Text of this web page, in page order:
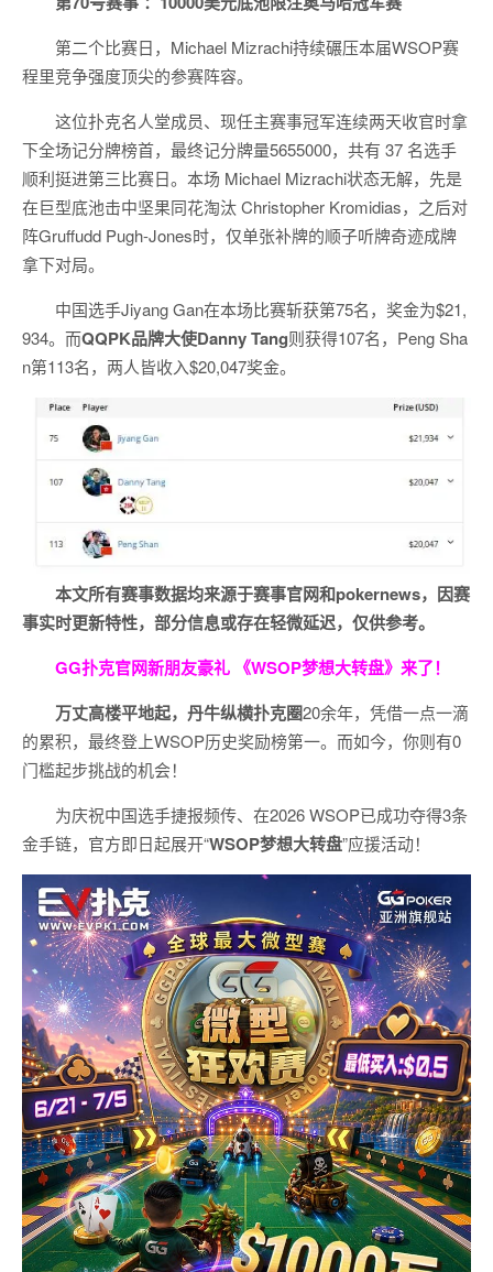
第二个比赛日，Michael Mizrachi持续碾压本届WSOP赛
程里竞争强度顶尖的参赛阵容。
这位扑克名人堂成员、现任主赛事冠军连续两天收官时拿
下全场记分牌榜首，最终记分牌量5655000，共有 37 名选手
顺利挺进第三比赛日。本场 Michael Mizrachi状态无解，先是
在巨型底池击中坚果同花淘汰 Christopher Kromidias，之后对
阵Gruffudd Pugh-Jones时，仅单张补牌的顺子听牌奇迹成牌
拿下对局。
中国选手Jiyang Gan在本场比赛斩获第75名，奖金为$21,
934。而QQPK品牌大使Danny Tang则获得107名，Peng Sha
n第113名，两人皆收入$20,047奖金。
本文所有赛事数据均来源于赛事官网和pokernews，因赛
事实时更新特性，部分信息或存在轻微延迟，仅供参考。
GG扑克官网新朋友豪礼 《WSOP梦想大转盘》来了！
万丈高楼平地起，丹牛纵横扑克圈20余年，凭借一点一滴
的累积，最终登上WSOP历史奖励榜第一。而如今，你则有0
门槛起步挑战的机会！
为庆祝中国选手捷报频传、在2026 WSOP已成功夺得3条
金手链，官方即日起展开“WSOP梦想大转盘”应援活动！